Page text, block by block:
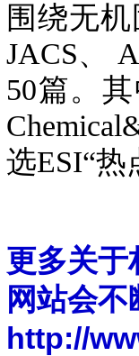
围绕无
JACS、
50篇。
选ESI“热
更多关于
网站会
http://